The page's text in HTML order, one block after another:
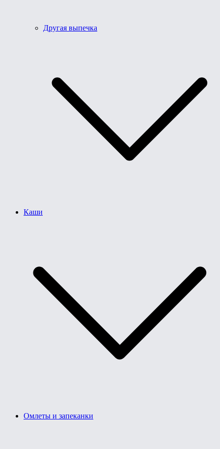
Другая выпечка
Каши
Омлеты и запеканки